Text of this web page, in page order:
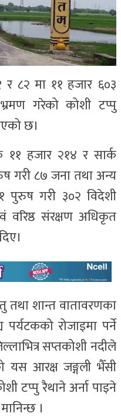
र ८२ मा ११ हजार ६०३
गरेको कोशी टप्पु
छ।
११ हजार २१४ र सार्क
गरी ८७ जना तथा अन्य
पुरुष गरी ३०२ विदेशी
वरिष्ठ संरक्षण अधिकृत
तथा शान्त वातावरणका
रोजाइमा पर्ने
सप्तकोशी नदीले
यस आरक्ष जङ्गली भैँसी
टप्पु रैथाने अर्ना पाइने
।